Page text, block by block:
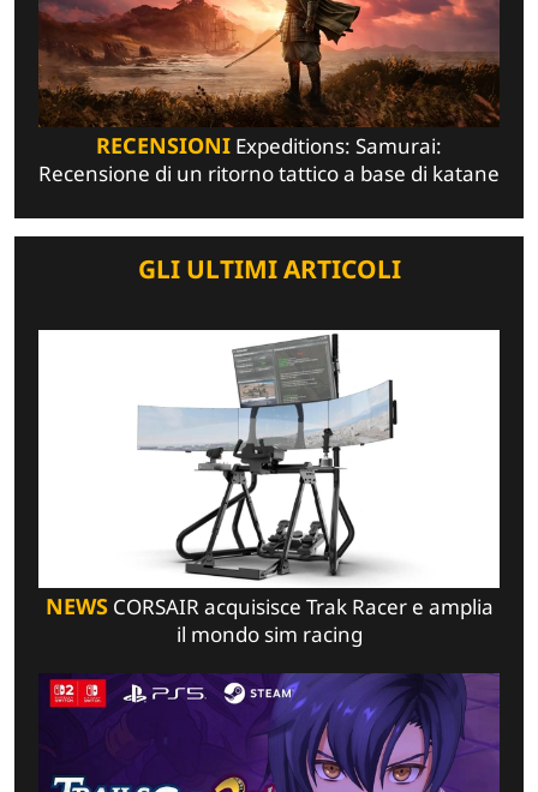
RECENSIONI Expeditions: Samurai:
Recensione di un ritorno tattico a base di katane
GLI ULTIMI ARTICOLI
NEWSCORSAIR acquisisce Trak Racer e amplia
il mondo sim racing